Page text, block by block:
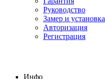
Руководство
Замер и установка
Авторизация
Регистрация
Инфо